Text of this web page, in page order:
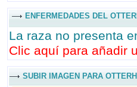
ENFERMEDADES DEL
La raza no presenta
Clic aquí para añadir
SUBIR IMAGEN PARA